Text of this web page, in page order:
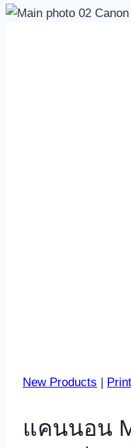
New Products |
แคนนอน